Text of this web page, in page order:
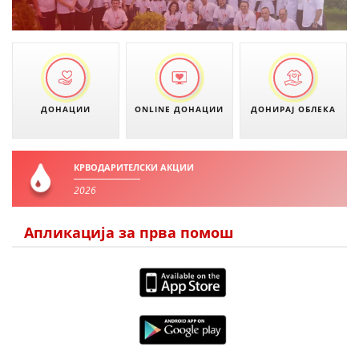
MЕЃУНАРОДНО ХУМАНИТАРНО ПРАВО
ПРОМОЦИЈА НА ХУМАНИ ВРЕДНОСТИ
УПОТРЕБА И ЗАШТИТА НА АМБЛЕМОТ
КАКО ДА ДОНИРАТЕ
ПОДГОТВЕНОСТ И ДЕЈСТВО ПРИ КАТАСТРОФИ
ОДНОСИ СО ЈАВНОСТ
ИСТРАЖУВАЊЕ НА ЈАВНО МИСЛЕЊЕ
ДОГОВОРИ
ДОНАЦИИ ONLINE ДОНАЦИИ ДОНИРАЈ ОБЛЕКА
КРВОДАРИТЕЛСКИ АКЦИИ
2026
Апликација за прва помош